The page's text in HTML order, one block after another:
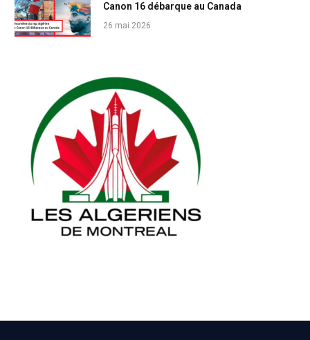
Canon 16 débarque au Canada
26 mai 2026